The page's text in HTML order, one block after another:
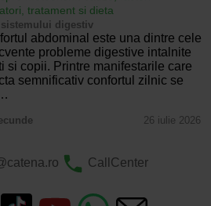
tratament si dieta
sistemului digestiv
abdominal este una dintre cele
probleme digestive intalnite
si copii. Printre manifestarile care
semnificativ confortul zilnic se
26 iulie 2026
CallCenter